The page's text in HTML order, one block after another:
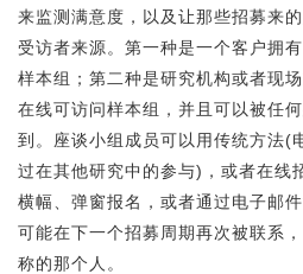
来监测满意度，以及让那些招募来
受访者来源。第一种是一个客户拥
样本组；第二种是研究机构或者现
在线可访问样本组，并且可以被任
到。座谈小组成员可以用传统方法(
过在其他研究中的参与)，或者在线
横幅、弹窗报名，或者通过电子邮
可能在下一个招募周期再次被联系
称的那个人。